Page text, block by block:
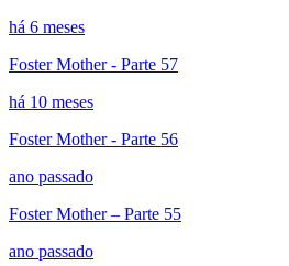
há 6 meses
Foster Mother - Parte 57
há 10 meses
Foster Mother - Parte 56
ano passado
Foster Mother – Parte 55
ano passado